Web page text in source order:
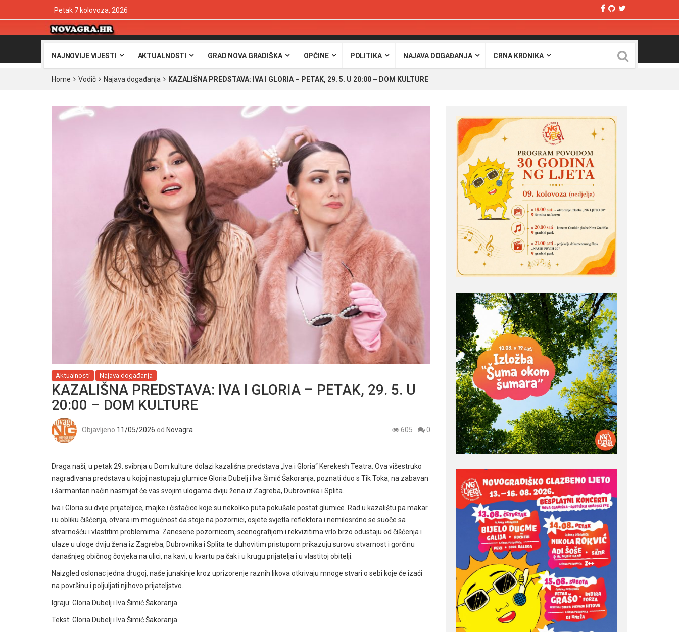
Petak 7 kolovoza, 2026
NAJNOVIJE VIJESTI AKTUALNOSTI GRAD NOVA GRADIŠKA OPĆINE POLITIKA NAJAVA DOGAĐANJA CRNA KRONIKA
Home Vodič Najava događanja KAZALIŠNA PREDSTAVA: IVA I GLORIA – PETAK, 29. 5. U 20:00 – DOM KULTURE
Aktualnosti Najava događanja
KAZALIŠNA PREDSTAVA: IVA I GLORIA – PETAK, 29. 5. U
20:00 – DOM KULTURE
Objavljeno 11/05/2026 od Novagra 605 0
Draga naši, u petak 29. svibnja u Dom kulture dolazi kazališna predstava „Iva i Gloria“ Kerekesh Teatra. Ova višestruko
nagrađivana predstava u kojoj nastupaju glumice Gloria Dubelj i Iva Šimić Šakoranja, poznati duo s Tik Toka, na zabavan
i šarmantan način nasmijat će vas svojim ulogama dviju žena iz Zagreba, Dubrovnika i Splita.
Iva i Gloria su dvije prijateljice, majke i čistačice koje su nekoliko puta pokušale postat glumice. Rad u kazalištu pa makar
i u obliku čišćenja, otvara im mogućnost da stoje na pozornici, osjete svjetla reflektora i nemilosrdno se suoče sa
stvarnošću i vlastitim problemima. Zanesene pozornicom, scenografijom i rekvizitima vrlo brzo odustaju od čišćenja i
ulaze u uloge dviju žena iz Zagreba, Dubrovnika i Splita te duhovitim pristupom prikazuju surovu stvarnost i gorčinu
današnjeg običnog čovjeka na ulici, na kavi, u kvartu pa čak i u krugu prijatelja i u vlastitoj obitelji.
Naizgled oslonac jedna drugoj, naše junakinje kroz uprizorenje raznih likova otkrivaju mnoge stvari o sebi koje će izaći
na površinu i poljuljati njihovo prijateljstvo.
Igraju: Gloria Dubelj i Iva Šimić Šakoranja
Tekst: Gloria Dubelj i Iva Šimić Šakoranja